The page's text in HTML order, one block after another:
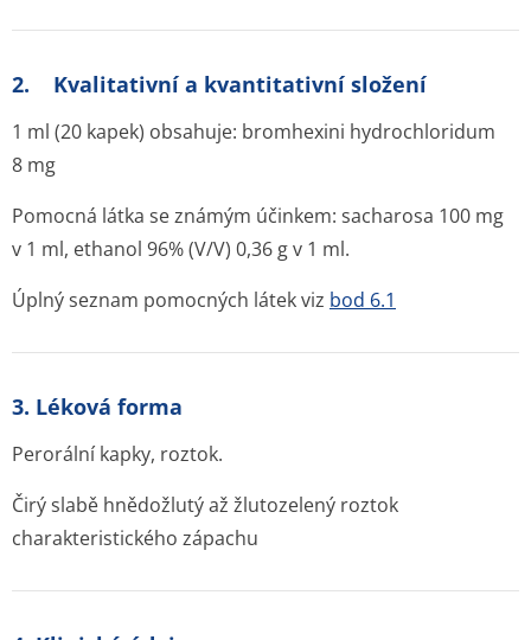
2. Kvalitativní a kvantitativní složení
1 ml (20 kapek) obsahuje: bromhexini hydrochloridum
8 mg
Pomocná látka se známým účinkem: sacharosa 100 mg
v 1 ml, ethanol 96% (V/V) 0,36 g v 1 ml.
Úplný seznam pomocných látek viz bod 6.1
3. Léková forma
Perorální kapky, roztok.
Čirý slabě hnědožlutý až žlutozelený roztok
charakteristického zápachu